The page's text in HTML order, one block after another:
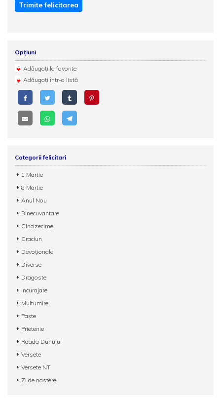
Trimite felicitarea
Opțiuni
Adăugați la favorite
Adăugați într-o listă
Categorii felicitari
1 Martie
8 Martie
Anul Nou
Binecuvantare
Cincizecime
Craciun
Devoționale
Diverse
Dragoste
Incurajare
Multumire
Paște
Prietenie
Roada Duhului
Versete
Versete NT
Zi de nastere